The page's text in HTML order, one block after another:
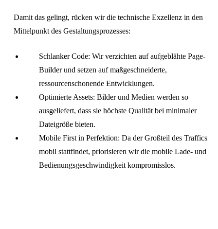
Damit das gelingt, rücken wir die technische Exzellenz in den
Mittelpunkt des Gestaltungsprozesses:
Schlanker Code: Wir verzichten auf aufgeblähte Page-
Builder und setzen auf maßgeschneiderte,
ressourcenschonende Entwicklungen.
Optimierte Assets: Bilder und Medien werden so
ausgeliefert, dass sie höchste Qualität bei minimaler
Dateigröße bieten.
Mobile First in Perfektion: Da der Großteil des Traffics
mobil stattfindet, priorisieren wir die mobile Lade- und
Bedienungsgeschwindigkeit kompromisslos.